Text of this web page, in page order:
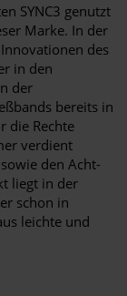
SYNC3 genutzt
Marke. In der
des
in den
der
bereits in
die Rechte
verdient
den Acht-
liegt in der
schon in
leichte und